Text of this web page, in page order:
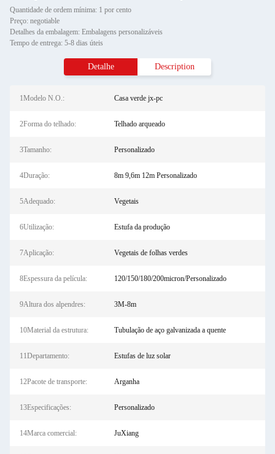
Quantidade de ordem mínima: 1 por cento
Preço: negotiable
Detalhes da embalagem: Embalagens personalizáveis
Tempo de entrega: 5-8 dias úteis
Detalhe Description
1Modelo N.O.: Casa verde jx-pc
2Forma do telhado: Telhado arqueado
3Tamanho: Personalizado
4Duração: 8m 9,6m 12m Personalizado
5Adequado: Vegetais
6Utilização: Estufa da produção
7Aplicação: Vegetais de folhas verdes
8Espessura da película: 120/150/180/200micron/Personalizado
9Altura dos alpendres: 3M-8m
10Material da estrutura: Tubulação de aço galvanizada a quente
11Departamento: Estufas de luz solar
12Pacote de transporte: Arganha
13Especificações: Personalizado
14Marca comercial: JuXiang